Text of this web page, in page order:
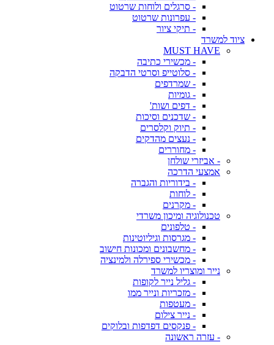
- סרגלים ולוחות שרטוט
- עפרונות שרטוט
- תיקי ציור
ציוד למשרד
MUST HAVE
- מכשירי כתיבה
- סלוטייפ וסרטי הדבקה
- שמרדפים
- גומיות
- דפים ושות'
- שדכנים וסיכות
- תיוק וקלסרים
- נעצים מהדקים
- מחוררים
- אביזרי שולחן
אמצעי הדרכה
- בידוריות והגברה
- לוחות
- מקרנים
טכנולוגיה ומיכון משרדי
- טלפונים
- מגרסות וגיליוטינות
- מחשבונים ומכונות חישוב
- מכשירי ספירלה ולמינציה
נייר ומוצריו למשרד
- גליל נייר לקופות
- מזכריות ונייר ממו
- מעטפות
- נייר צילום
- פנקסים דפדפות ובלוקים
- עזרה ראשונה